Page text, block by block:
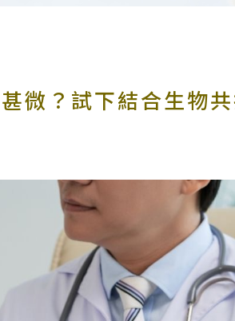
微？試下結合生物